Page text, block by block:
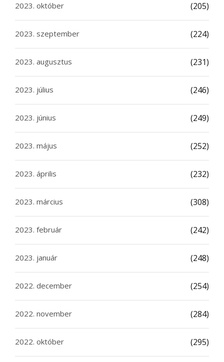
2023. október (205)
2023. szeptember (224)
2023. augusztus (231)
2023. július (246)
2023. június (249)
2023. május (252)
2023. április (232)
2023. március (308)
2023. február (242)
2023. január (248)
2022. december (254)
2022. november (284)
2022. október (295)